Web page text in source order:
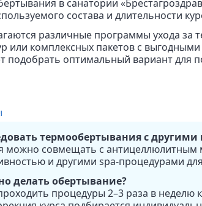
в санатории
состава и длительности
различные программы ухода за
или комплексных пакетов с
подобрать оптимальный вариант для
термообертывания с другими
можно совмещать с
и другими spa-процедурами
делать обертывание?
процедуры 2–3 раза в неделю